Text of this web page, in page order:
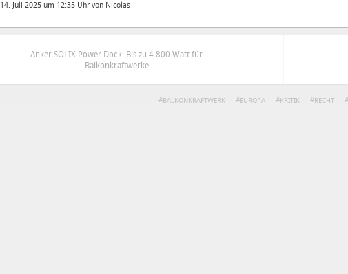
14. Juli 2025 um 12:35 Uhr von Nicolas
Anker SOLIX Power Dock: Bis zu 4.800 Watt für
Balkonkraftwerke
BALKONKRAFTWERK EUROPA KRITIK RECHT